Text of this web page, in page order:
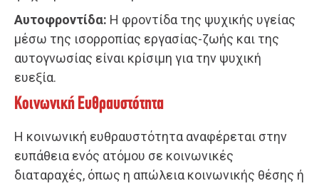
Αυτοφροντίδα: Η φροντίδα της ψυχικής υγείας
μέσω της ισορροπίας εργασίας-ζωής και της
αυτογνωσίας είναι κρίσιμη για την ψυχική
ευεξία.
Κοινωνική Ευθραυστότητα
Η κοινωνική ευθραυστότητα αναφέρεται στην
ευπάθεια ενός ατόμου σε κοινωνικές
διαταραχές, όπως η απώλεια κοινωνικής θέσης ή